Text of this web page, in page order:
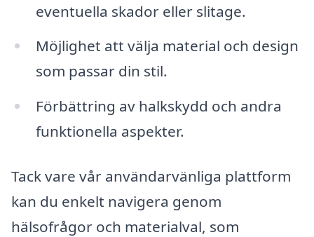
eventuella skador eller slitage.
Möjlighet att välja material och design
som passar din stil.
Förbättring av halkskydd och andra
funktionella aspekter.
Tack vare vår användarvänliga plattform
kan du enkelt navigera genom
hälsofrågor och materialval, som